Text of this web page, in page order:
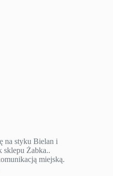
na styku Bielan i
sklepu Żabka..
miejską.